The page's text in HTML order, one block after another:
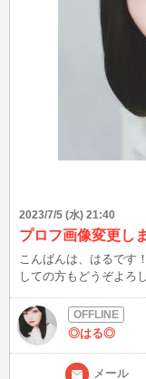
2023/7/5 (水) 21:40
プロフ画像変更し
こんばんは、はるです
しての方もどうぞよろしくお願いし
;∀;)ﾄﾞｷﾄﾞｷ 久しぶりにプロフ画像を変更しました♪ いかがでしょう
か？
◎はる◎
メール